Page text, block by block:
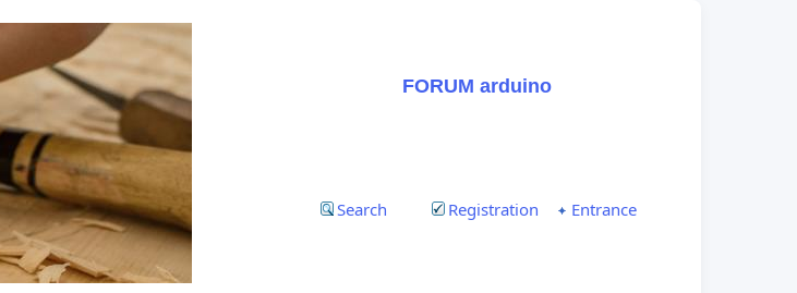
FORUM arduino
Search Registration Entrance